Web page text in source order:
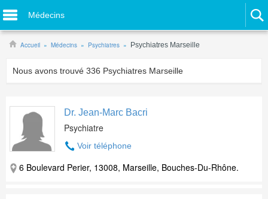
Médecins
Accueil Médecins Psychiatres Psychiatres Marseille
Nous avons trouvé 336 Psychiatres Marseille
Dr. Jean-Marc Bacri
Psychiatre
Voir téléphone
6 Boulevard Perier, 13008, Marseille, Bouches-Du-Rhône.